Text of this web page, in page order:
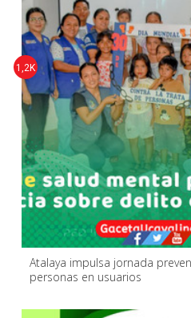
Atalaya impulsa jornada
personas en usuarios
1,2K